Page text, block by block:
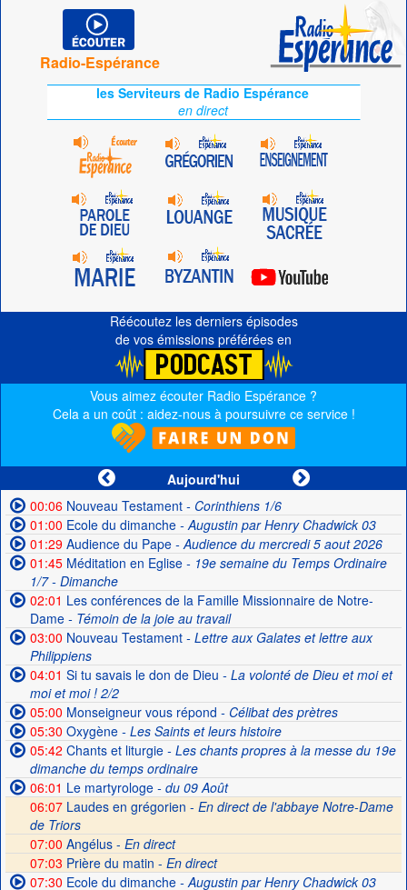
Radio-Espérance
les Serviteurs de Radio Espérance
en direct
Réécoutez les derniers épisodes
de vos émissions préférées en
Vous aimez écouter Radio Espérance ?
Cela a un coût : aidez-nous à poursuivre ce service !
Aujourd'hui
00:06Nouveau Testament- Corinthiens 1/6
01:00 Ecole du dimanche- Augustin par Henry Chadwick 03
01:29Audience du Pape- Audience du mercredi 5 aout 2026
01:45Méditation en Eglise- 19e semaine du Temps Ordinaire
1/7 - Dimanche
02:01 Les conférences de la Famille Missionnaire de Notre-
Dame- Témoin de la joie au travail
03:00 Nouveau Testament- Lettre aux Galates et lettre aux
Philippiens
04:01 Si tu savais le don de Dieu - La volonté de Dieu et moi et
moi et moi ! 2/2
05:00 Monseigneur vous répond - Célibat des prètres
05:30 Oxygène- Les Saints et leurs histoire
05:42 Chants et liturgie- Les chants propres à la messe du 19e
dimanche du temps ordinaire
06:01 Le martyrologe- du 09 Août
06:07Laudes en grégorien - En direct de l'abbaye Notre-Dame
de Triors
07:00 Angélus - En direct
07:03 Prière du matin - En direct
07:30 Ecole du dimanche- Augustin par Henry Chadwick 03